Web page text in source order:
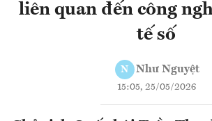
liên quan đến công
tế số
N Như Nguyệt
15:05, 25/05/2026